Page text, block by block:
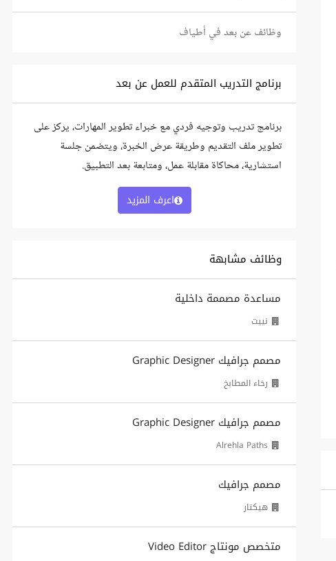
وظائف عن بعد في أطياف
برنامج التدريب المتقدم للعمل عن بعد
برنامج تدريب وتوجيه فردي مع خبراء تطوير المهارات، يركز على
تطوير ملف التقديم وطريقة عرض الخبرة، ويتضمن جلسة
استشارية، محاكاة مقابلة عمل، ومتابعة بعد التطبيق.
اعرف المزيد
وظائف مشابهة
مساعدة مصممة داخلية
نييت
مصمم جرافيك Graphic Designer
رخاء المطابخ
مصمم جرافيك Graphic Designer
Alrehla Paths
مصمم جرافيك
هيكتار
متخصص مونتاج Video Editor